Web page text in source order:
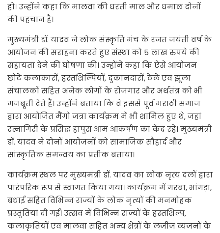
हो। उन्होंने कहा कि मालवा की धरती माल और धमाल दोनों
की पहचान है।
मुख्यमंत्री डॉ. यादव ने लोक संस्कृति मंच के रजत जयंती वर्ष के
आयोजन की सराहना करते हुए संस्था को 5 लाख रुपये की
सहायता देने की घोषणा की। उन्होंने कहा कि ऐसे आयोजन
छोटे कलाकारों, हस्तशिल्पियों, दुकानदारों, ठेले एवं झूला
संचालकों सहित अनेक लोगों के रोजगार और अर्थतंत्र को भी
मजबूती देते हैं। उन्होंने बताया कि वे इससे पूर्व मराठी समाज
द्वारा आयोजित मैंगो जत्रा कार्यक्रम में भी शामिल हुए थे, जहां
रत्नागिरी के प्रसिद्ध हापुस आम आकर्षण का केंद्र रहे। मुख्यमंत्री
डॉ. यादव ने दोनों आयोजनों को सामाजिक सौहार्द और
सांस्कृतिक समन्वय का प्रतीक बताया।
कार्यक्रम स्थल पर मुख्यमंत्री डॉ. यादव का लोक नृत्य दलों द्वारा
पारंपरिक रूप से स्वागत किया गया। कार्यक्रम में गरबा, भांगड़ा,
बधाई सहित विभिन्न राज्यों के लोक नृत्यों की मनमोहक
प्रस्तुतियां दी गईं। उत्सव में विभिन्न राज्यों के हस्तशिल्प,
कलाकृतियों एवं मालवा सहित अन्य क्षेत्रों के लजीज व्यंजनों के